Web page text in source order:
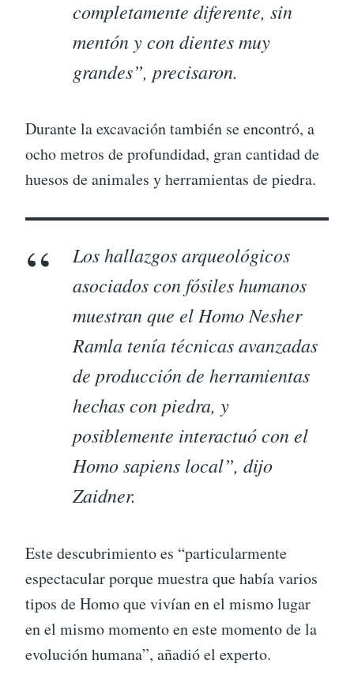
completamente diferente, sin
mentón y con dientes muy
grandes”, precisaron.
Durante la excavación también se encontró, a
ocho metros de profundidad, gran cantidad de
huesos de animales y herramientas de piedra.
Los hallazgos arqueológicos
asociados con fósiles humanos
muestran que el Homo Nesher
Ramla tenía técnicas avanzadas
de producción de herramientas
hechas con piedra, y
posiblemente interactuó con el
Homo sapiens local”, dijo
Zaidner.
Este descubrimiento es “particularmente
espectacular porque muestra que había varios
tipos de Homo que vivían en el mismo lugar
en el mismo momento en este momento de la
evolución humana”, añadió el experto.